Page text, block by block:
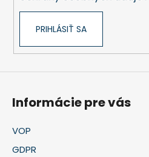
PRIHLÁSIŤ SA
Informácie pre vás
VOP
GDPR